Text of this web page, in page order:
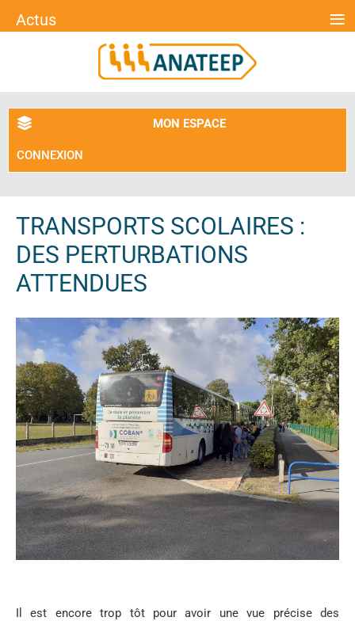
MON ESPACE
CONNEXION
TRANSPORTS SCOLAIRES :
DES PERTURBATIONS
ATTENDUES
Il est encore trop tôt pour avoir une vue précise des
Actus ≡